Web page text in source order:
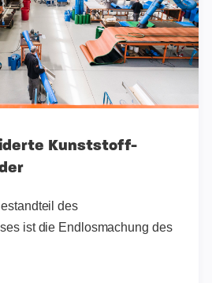
Kunststoff-
des
ist die Endlosmachung des